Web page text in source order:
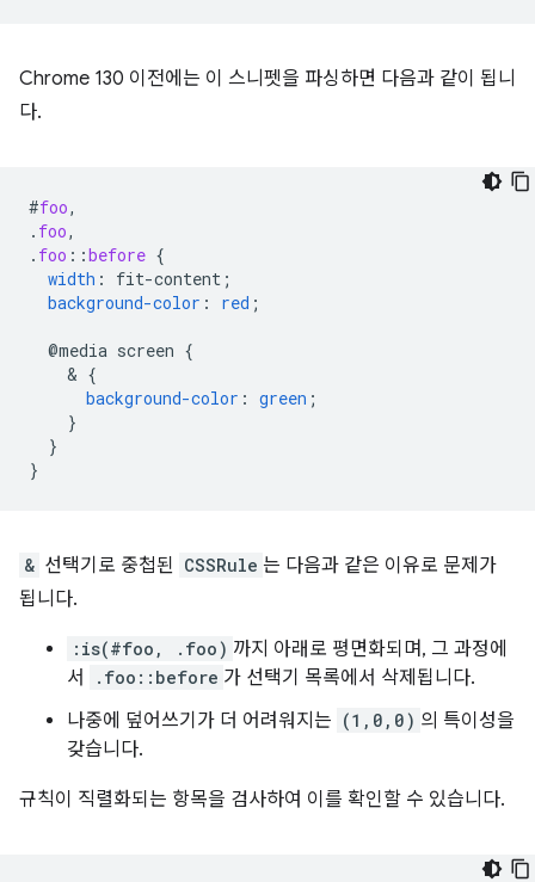
Chrome 130 이전에는 이 스니펫을 파싱하면 다음과 같이 됩니
다.
#foo,
. foo,
. foo ::before {
width : fit-content ;
background-color : red ;
@media screen {
    &
{
background-color : green ;
}
}
}
& 선택기로 중첩된 CSSRule 는 다음과 같은 이유로 문제가
됩니다.
:is(#foo, .foo) 까지 아래로 평면화되며, 그 과정에
서
.foo::before 가 선택기 목록에서 삭제됩니다.
나중에 덮어쓰기가 더 어려워지는 (1,0,0) 의 특이성을
갖습니다.
규칙이 직렬화되는 항목을 검사하여 이를 확인할 수 있습니다.